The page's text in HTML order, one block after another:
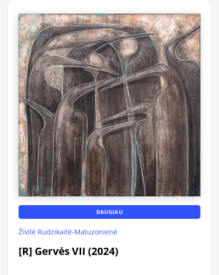
DAUGIAU
Živilė Rudzikaitė-Matuzonienė
[R] Gervės VII (2024)